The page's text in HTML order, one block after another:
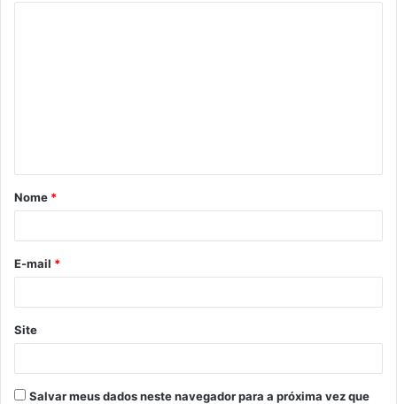
á
r
*
Nome *
E-mail *
Site
Salvar meus dados neste navegador para a próxima vez que